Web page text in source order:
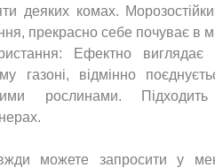
деяких комах.
прекрасно себе почуває в
Ефектно
газоні, відмінно
рослинами.
можете запросити у